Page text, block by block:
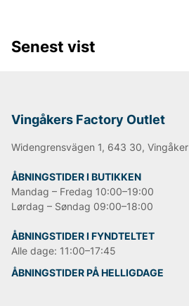
Senest vist
Vingåkers Factory Outlet
Widengrensvägen 1, 643 30, Vingåker
ÅBNINGSTIDER I BUTIKKEN
Mandag – Fredag 10:00–19:00
Lørdag – Søndag 09:00–18:00
ÅBNINGSTIDER I FYNDTELTET
Alle dage: 11:00–17:45
ÅBNINGSTIDER PÅ HELLIGDAGE